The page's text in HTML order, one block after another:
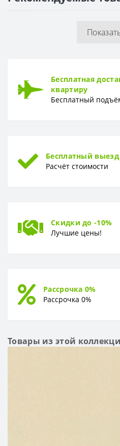
Тип
Бесплатная
квартиру
Бесплатный
Бесплатный
Расчёт стоимости
Скидки до -10%
Лучшие цены!
Рассрочка 0%
Рассрочка 0%
Товары из этой